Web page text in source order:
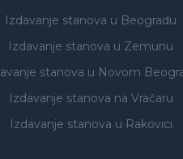
Izdavanje stanova u Beogradu
Izdavanje stanova u Zemunu
stanova u Novom
Izdavanje stanova na Vračaru
Izdavanje stanova u Rakovici